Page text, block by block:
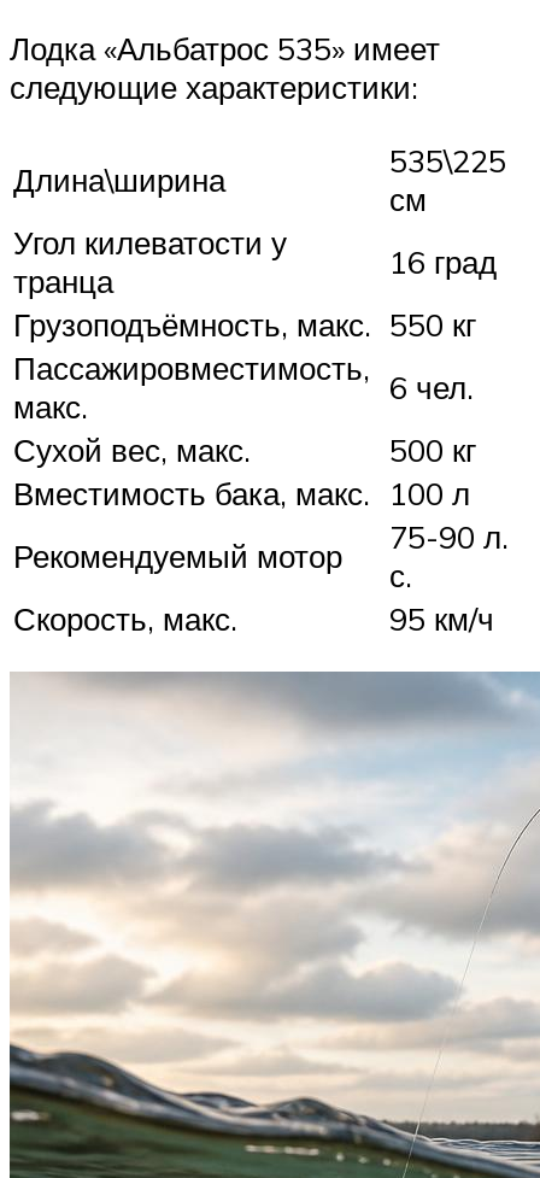
Лодка «Альбатрос 535» имеет
следующие характеристики:
Длина\ширина
535\225
см
Угол килеватости у
транца
16 град
Грузоподъёмность, макс. 550 кг
Пассажировместимость,
макс.
6 чел.
Сухой вес, макс.
500 кг
Вместимость бака, макс.
100 л
Рекомендуемый мотор
75-90 л.
с.
Скорость, макс.
95 км/ч